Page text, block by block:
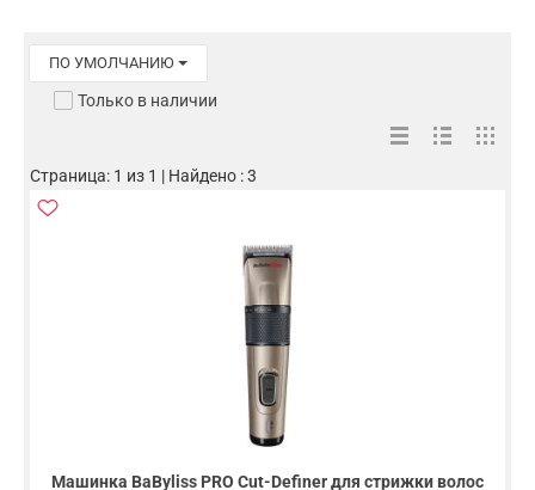
ПО УМОЛЧАНИЮ
Только в наличии
Страница: 1 из 1 | Найдено : 3
Машинка BaByliss PRO Cut-Definer для стрижки волос